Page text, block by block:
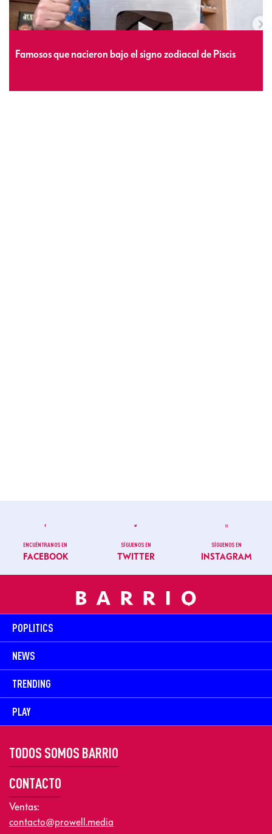
Famosos que nacieron bajo el signo zodiacal de Piscis
ENCUÉNTRANOS EN
FACEBOOK
SÍGUENOS EN
TWITTER
SÍGUENOS EN
INSTAGRAM
POPLITICS
NEWS
TRENDING
PLAY
TODOS SOMOS BARRIO
CONTACTO
Ventas:
contacto@prowell.media